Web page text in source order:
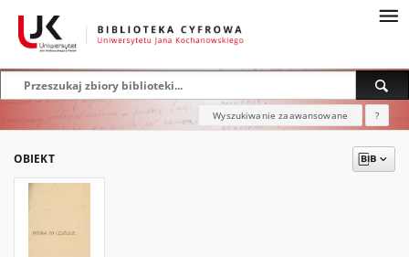
Wyszukiwanie zaawansowane ?
OBIEKT